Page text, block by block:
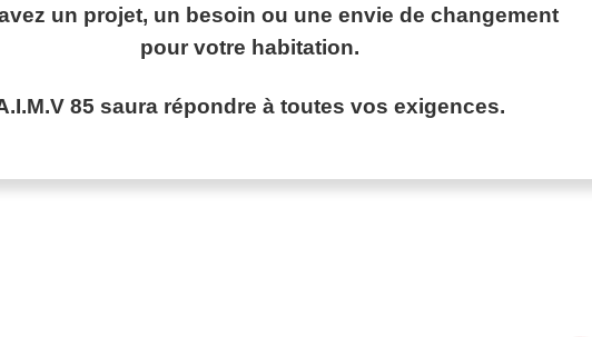
un projet, un besoin ou une envie de changement
pour votre habitation.
85 saura répondre à toutes vos exigences.